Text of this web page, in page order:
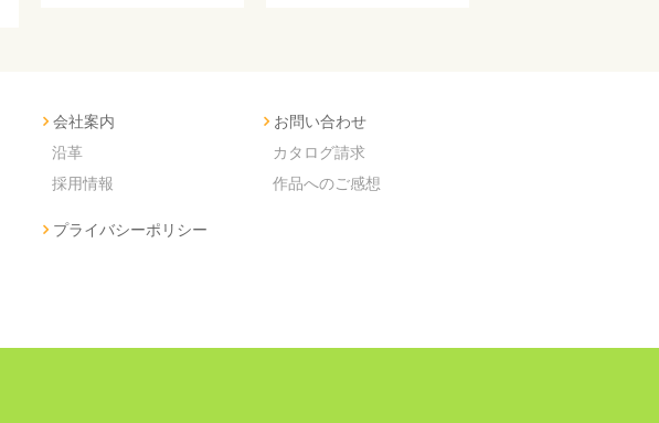
会社案内
沿革
採用情報
プライバシーポリシー
お問い合わせ
カタログ請求
作品へのご感想